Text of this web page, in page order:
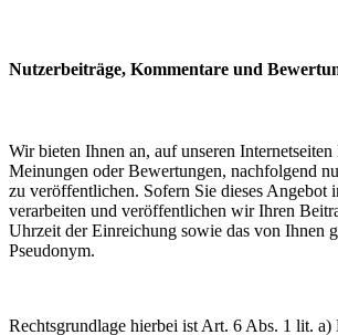
Nutzerbeiträge, Kommentare und
Wir bieten Ihnen an, auf unseren
Meinungen oder Bewertungen, nachfolgend
zu veröffentlichen. Sofern Sie dieses Angebot
verarbeiten und veröffentlichen wir Ihren
Uhrzeit der Einreichung sowie das von Ihnen
Pseudonym.
Rechtsgrundlage hierbei ist Art. 6 Abs. 1 lit.